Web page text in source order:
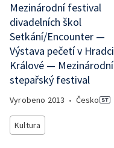
Mezinárodní festival
divadelních škol
Setkání/Encounter —
Výstava pečetí v Hradci
Králové — Mezinárodní
stepařský festival
Vyrobeno 2013 • Česko
Kultura